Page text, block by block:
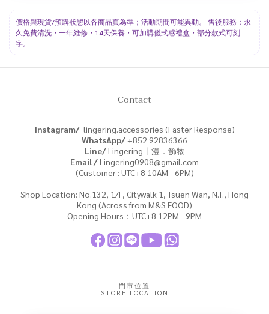
價格與現貨/預購狀態以各商品頁為準；活動期間可能異動。 售後服務：永
久免費清洗・一年維修・14天保養・可加購儀式感禮盒・部分款式可刻
字。
Contact
Instagram/lingering.accessories (Faster Response)
WhatsApp/ +852 92836366
Line/Lingering丨漫．飾物
Email /Lingering0908@gmail.com
(Customer : UTC+8 10AM - 6PM)
Shop Location: No.132, 1/F, Citywalk 1, Tsuen Wan, N.T., Hong
Kong (Across from M&S FOOD)
Opening Hours：UTC+8 12PM - 9PM
門市位置
STORE LOCATION